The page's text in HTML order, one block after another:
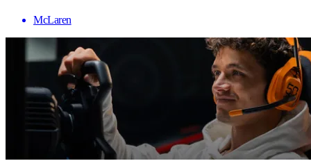
McLaren